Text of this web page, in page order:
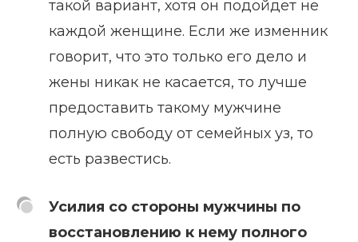
такой вариант, хотя он подойдет не
каждой женщине. Если же изменник
говорит, что это только его дело и
жены никак не касается, то лучше
предоставить такому мужчине
полную свободу от семейных уз, то
есть развестись.
Усилия со стороны мужчины по
восстановлению к нему полного